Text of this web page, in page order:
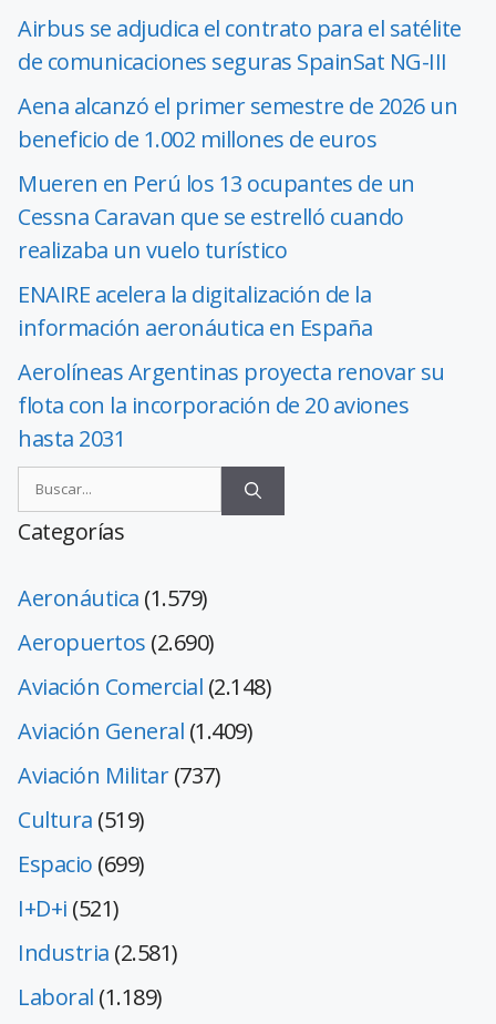
Airbus se adjudica el contrato para el satélite
de comunicaciones seguras SpainSat NG-III
Aena alcanzó el primer semestre de 2026 un
beneficio de 1.002 millones de euros
Mueren en Perú los 13 ocupantes de un
Cessna Caravan que se estrelló cuando
realizaba un vuelo turístico
ENAIRE acelera la digitalización de la
información aeronáutica en España
Aerolíneas Argentinas proyecta renovar su
flota con la incorporación de 20 aviones
hasta 2031
Categorías
Aeronáutica (1.579)
Aeropuertos (2.690)
Aviación Comercial (2.148)
Aviación General (1.409)
Aviación Militar(737)
Cultura (519)
Espacio (699)
I+D+i (521)
Industria (2.581)
Laboral (1.189)